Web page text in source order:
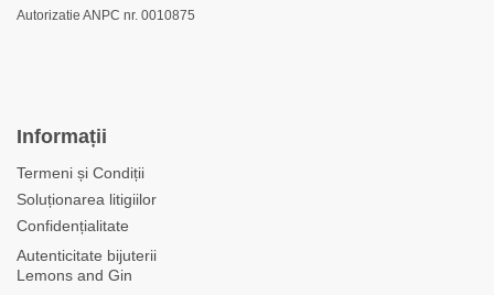
Autorizatie ANPC nr. 0010875
Informații
Termeni și Condiții
Soluționarea litigiilor
Confidențialitate
Autenticitate bijuterii
Lemons and Gin